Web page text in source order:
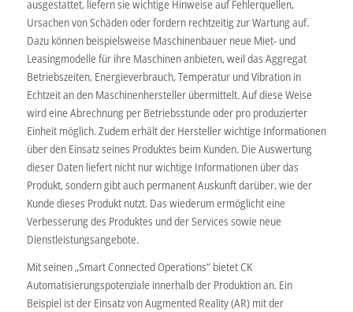
ausgestattet, liefern sie wichtige Hinweise auf Fehlerquellen,
Ursachen von Schäden oder fordern rechtzeitig zur Wartung auf.
Dazu können beispielsweise Maschinenbauer neue Miet- und
Leasingmodelle für ihre Maschinen anbieten, weil das Aggregat
Betriebszeiten, Energieverbrauch, Temperatur und Vibration in
Echtzeit an den Maschinenhersteller übermittelt. Auf diese Weise
wird eine Abrechnung per Betriebsstunde oder pro produzierter
Einheit möglich. Zudem erhält der Hersteller wichtige Informationen
über den Einsatz seines Produktes beim Kunden. Die Auswertung
dieser Daten liefert nicht nur wichtige Informationen über das
Produkt, sondern gibt auch permanent Auskunft darüber, wie der
Kunde dieses Produkt nutzt. Das wiederum ermöglicht eine
Verbesserung des Produktes und der Services sowie neue
Dienstleistungsangebote.
Mit seinen „Smart Connected Operations“ bietet CK
Automatisierungspotenziale innerhalb der Produktion an. Ein
Beispiel ist der Einsatz von Augmented Reality (AR) mit der